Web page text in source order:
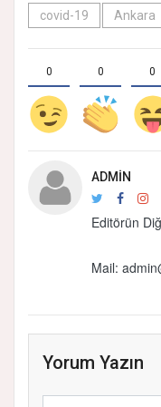
covid-19 Ankara
0 0 0
ADMIN
Editörün
Mail:
Yorum Yazın